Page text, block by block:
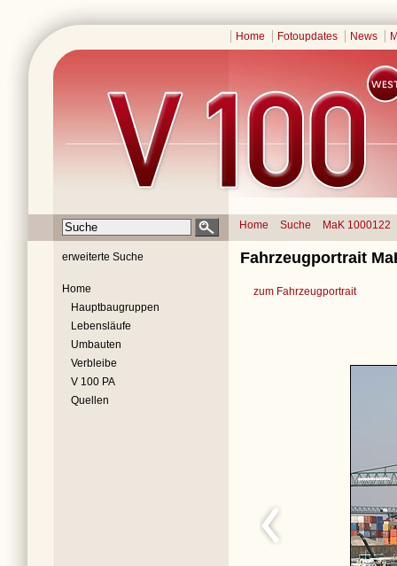
Home Fotoupdates News
Home Suche MaK 1000122
erweiterte Suche
Home
Hauptbaugruppen
Lebensläufe
Umbauten
Verbleibe
V 100 PA
Quellen
Fahrzeugportrait
zum Fahrzeugportrait